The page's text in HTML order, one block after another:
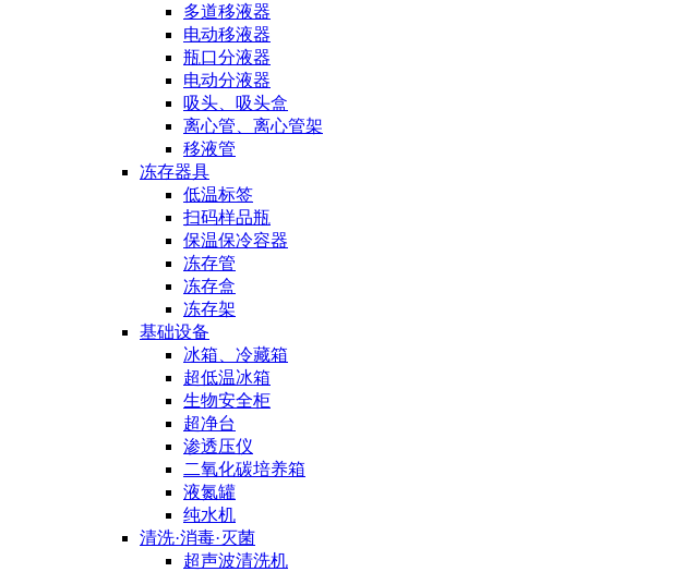
多道移液器
电动移液器
瓶口分液器
电动分液器
吸头、吸头盒
离心管、离心管架
移液管
冻存器具
低温标签
扫码样品瓶
保温保冷容器
冻存管
冻存盒
冻存架
基础设备
冰箱、冷藏箱
超低温冰箱
生物安全柜
超净台
渗透压仪
二氧化碳培养箱
液氮罐
纯水机
清洗·消毒·灭菌
超声波清洗机